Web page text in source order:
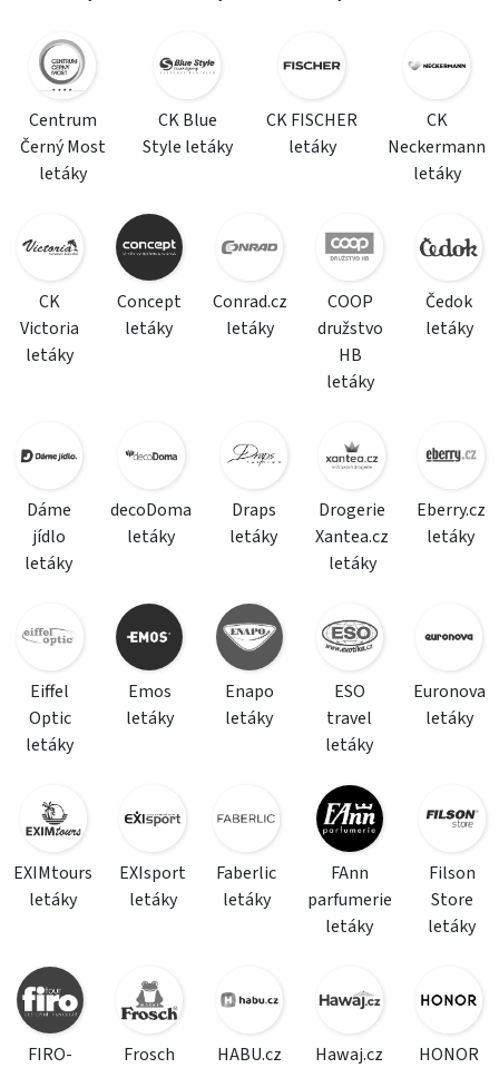
Centrum
Černý Most
letáky
CK Blue
Style letáky
CK FISCHER
letáky
CK
Neckermann
letáky
CK
Victoria
letáky
Concept
letáky
Conrad.cz
letáky
COOP
družstvo
HB
letáky
Čedok
letáky
Dáme
jídlo
letáky
decoDoma
letáky
Draps
letáky
Drogerie
Xantea.cz
letáky
Eberry.cz
letáky
Eiffel
Optic
letáky
Emos
letáky
Enapo
letáky
ESO
travel
letáky
Euronova
letáky
EXIMtours
letáky
EXIsport
letáky
Faberlic
letáky
FAnn
parfumerie
letáky
Filson
Store
letáky
FIRO-
Frosch
HABU.cz
Hawaj.cz
HONOR